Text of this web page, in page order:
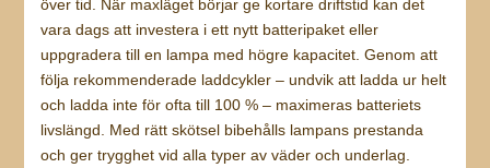
över tid. När maxläget börjar ge kortare driftstid kan det
vara dags att investera i ett nytt batteripaket eller
uppgradera till en lampa med högre kapacitet. Genom att
följa rekommenderade laddcykler – undvik att ladda ur helt
och ladda inte för ofta till 100 % – maximeras batteriets
livslängd. Med rätt skötsel bibehålls lampans prestanda
och ger trygghet vid alla typer av väder och underlag.